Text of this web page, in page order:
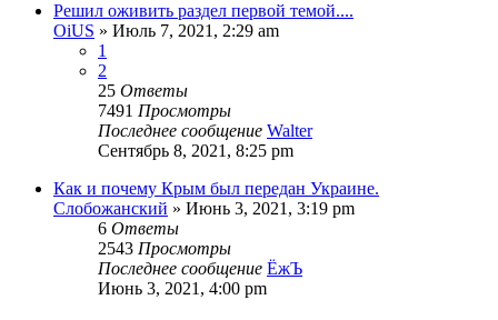
Решил оживить раздел первой темой....
OiUS » Июль 7, 2021, 2:29 am
1
2
25 Ответы
7491 Просмотры
Последнее сообщение Walter
Сентябрь 8, 2021, 8:25 pm
Как и почему Крым был передан Украине.
Слобожанский » Июнь 3, 2021, 3:19 pm
6 Ответы
2543 Просмотры
Последнее сообщение ЁжЪ
Июнь 3, 2021, 4:00 pm